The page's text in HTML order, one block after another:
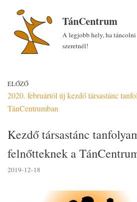
Skip
content
TánCentrum
A legjobb hely, ha táncolni
szeretnél!
ELŐZŐ
2020. februártól új kezdő társastánc
TánCentrumban
Kezdő társastánc
felnőtteknek a
2019-12-18